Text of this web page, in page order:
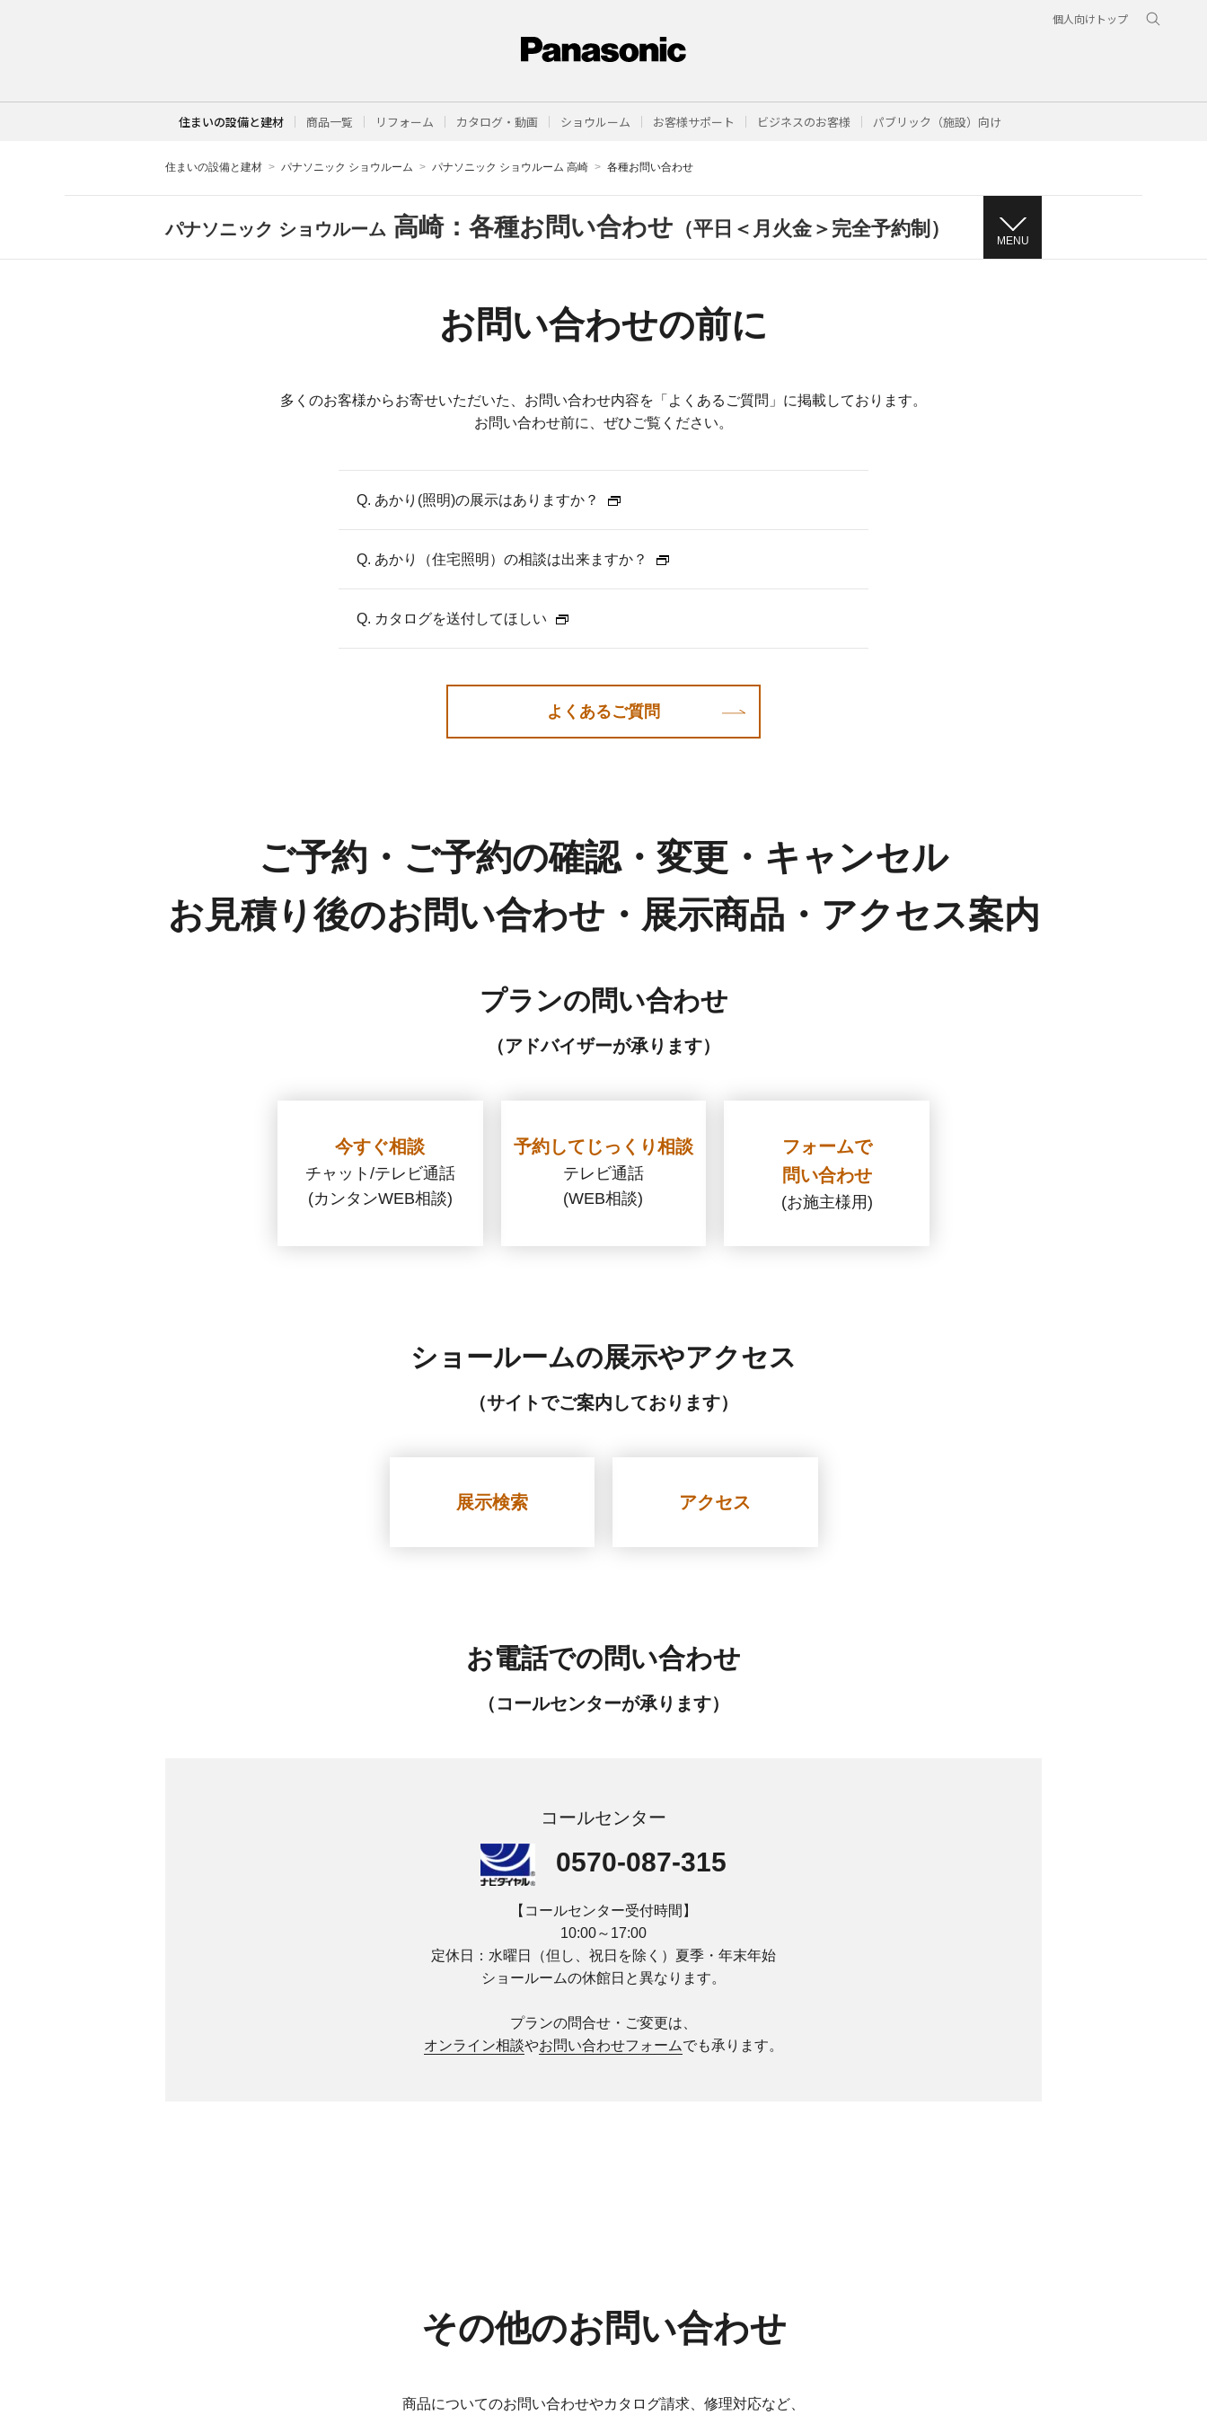
個人向けトップ
住まいの設備と建材 商品一覧 リフォーム カタログ・動画 ショウルーム お客様サポート ビジネスのお客様 パブリック（施設）向け
住まいの設備と建材 パナソニック ショウルーム パナソニック ショウルーム 高崎 各種お問い合わせ
パナソニック ショウルーム 高崎：各種お問い合わせ （平日＜月火金＞完全予約制）
MENU
お問い合わせの前に
多くのお客様からお寄せいただいた、お問い合わせ内容を「よくあるご質問」に掲載しております。
お問い合わせ前に、ぜひご覧ください。
Q. あかり(照明)の展示はありますか？
Q. あかり（住宅照明）の相談は出来ますか？
Q. カタログを送付してほしい
よくあるご質問
ご予約・ご予約の確認・ 変更・キャンセル
お見積り後のお問い合わせ・ 展示商品・アクセス案内
プランの問い合わせ
（アドバイザーが承ります）
今すぐ相談
チャット/テレビ通話
(カンタンWEB相談)
予約してじっくり相談
テレビ通話
(WEB相談)
フォームで
問い合わせ
(お施主様用)
ショールームの展示やアクセス
（サイトでご案内しております）
展示検索 アクセス
お電話での問い合わせ
（コールセンターが承ります）
コールセンター
0570-087-315
【コールセンター受付時間】
10:00～17:00
定休日：水曜日（但し、祝日を除く）夏季・年末年始
ショールームの休館日と異なります。
プランの問合せ・ご変更は、
オンライン相談やお問い合わせフォームでも承ります。
その他のお問い合わせ
商品についてのお問い合わせやカタログ請求、修理対応など、